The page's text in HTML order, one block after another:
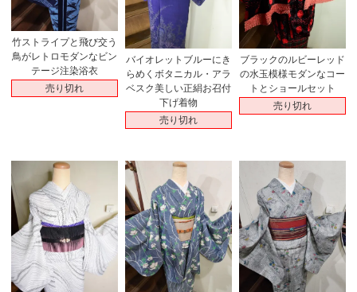
竹ストライプと飛び交う
鳥がレトロモダンなビン
テージ注染浴衣
売り切れ
バイオレットブルーにき
らめくボタニカル・アラ
ベスク美しい正絹お召付
下げ着物
売り切れ
ブラックのルビーレッド
の水玉模様モダンなコー
トとショールセット
売り切れ